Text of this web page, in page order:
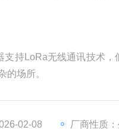
持LoRa无线通讯技术
的场所。
02-08 厂商性质